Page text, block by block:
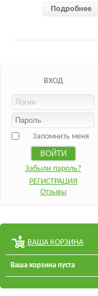
Подробнее
ВХОД
Запомнить меня
Забыли пароль?
РЕГИСТРАЦИЯ
Отзывы
ВАША КОРЗИНА
Ваша корзина пуста